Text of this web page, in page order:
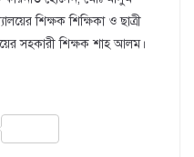
শিক্ষক শিক্ষিকা ও ছাত্রী
সহকারী শিক্ষক শাহ আলম।
S